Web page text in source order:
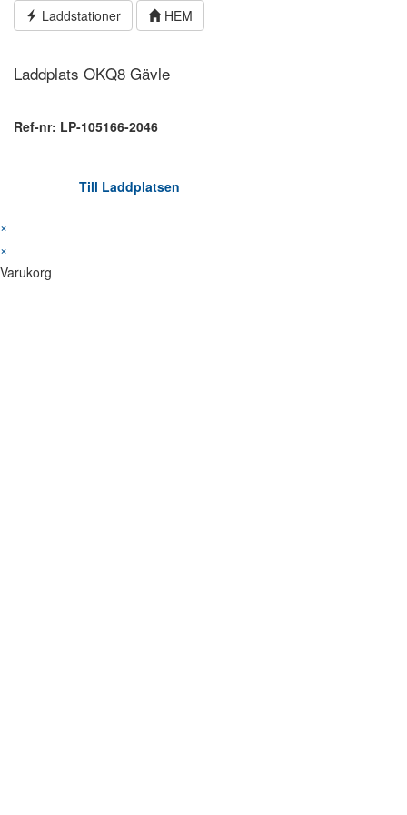
Hoppa Laddstationer HEM
Laddplats OKQ8 Gävle
Ref-nr: LP-105166-2046
Till Laddplatsen
×
×
Varukorg